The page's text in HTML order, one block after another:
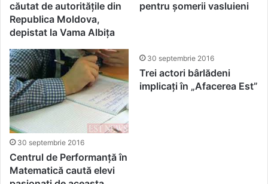
căutat de autoritățile din
Republica Moldova,
depistat la Vama Albița
pentru șomerii vasluieni
30 septembrie 2016
Centrul de Performanță în
Matematică caută elevi
30 septembrie 2016
Trei actori bârlădeni
implicați în „Afacerea Est”